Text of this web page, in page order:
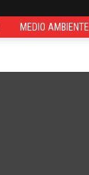
MEDIO AMBIENTE